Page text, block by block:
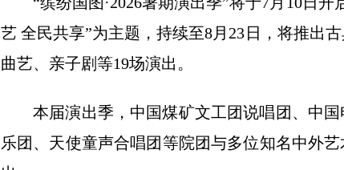
艺 全民共享”为主题，持续至8月23日，将推出
曲艺、亲子剧等19场演出。
本届演出季，中国煤矿文工团说唱团、中
乐团、天使童声合唱团等院团与多位知名中外